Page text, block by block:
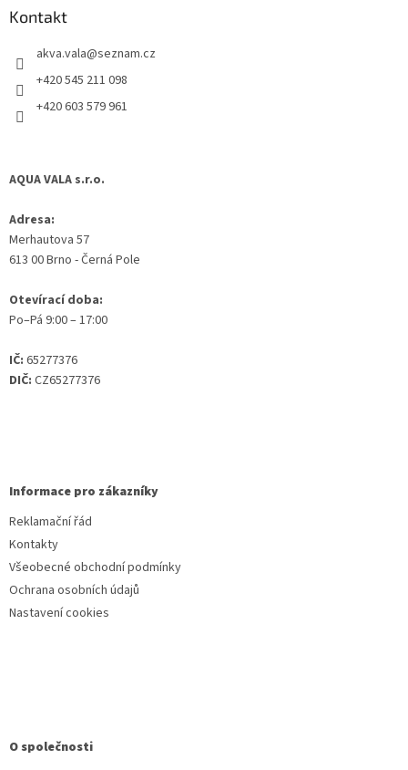
Kontakt
akva.vala@seznam.cz
+420 545 211 098
+420 603 579 961
AQUA VALA s.r.o.
Adresa:
Merhautova 57
613 00 Brno - Černá Pole
Otevírací doba:
Po–Pá 9:00 – 17:00
IČ: 65277376
DIČ: CZ65277376
Informace pro zákazníky
Reklamační řád
Kontakty
Všeobecné obchodní podmínky
Ochrana osobních údajů
Nastavení cookies
O společnosti